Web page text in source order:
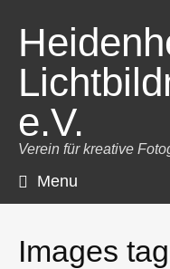
e.V.
Verein für kreative
Menu
Images